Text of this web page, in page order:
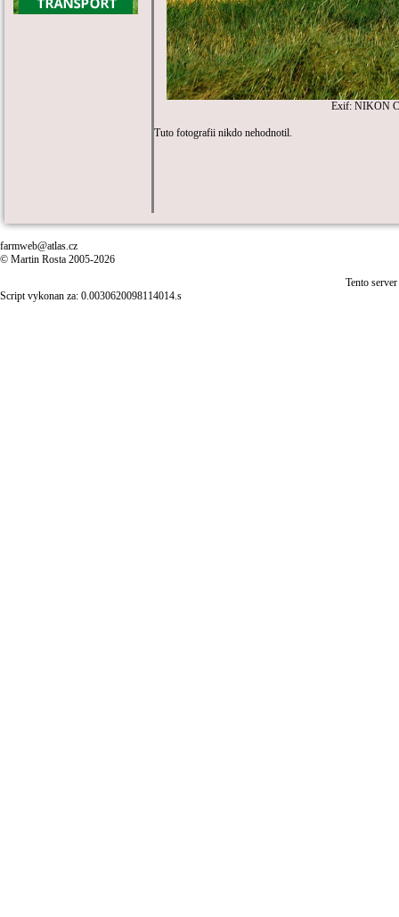
Exif: NIKON
Tuto fotografii nikdo nehodnotil.
farmweb@atlas.cz
© Martin Rosta 2005-2026
Tento
Script vykonan za: 0.0030620098114014.s